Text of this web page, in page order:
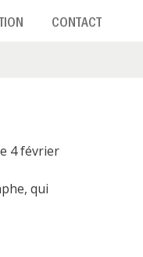
CONTACT
4 février
qui